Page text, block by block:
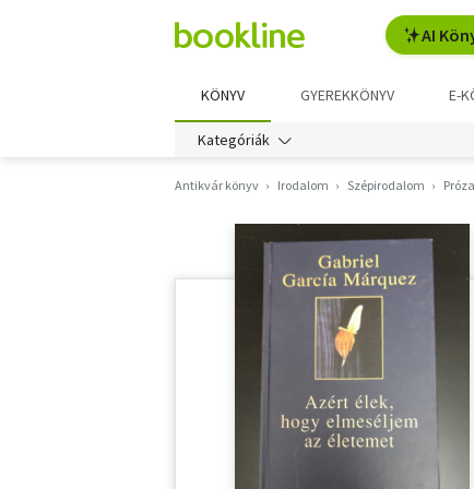
AI
KÖNYV GYEREKKÖNYV E-
Kategóriák
Antikvár könyv Irodalom Szépirodalom Próza